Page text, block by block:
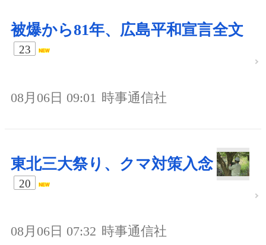
被爆から81年、広島平和宣言全文
23
08月06日 09:01 時事通信社
東北三大祭り、クマ対策入念
20
08月06日 07:32 時事通信社